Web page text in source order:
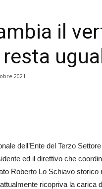
il
resta
2021
dell’Ente del Terzo
ed il direttivo che
Roberto Lo Schiavo
attualmente ricopriva la